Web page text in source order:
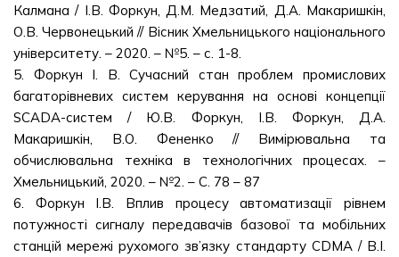
Калмана / І.В. Форкун, Д.М. Медзатий, Д.А. Макаришкін,
О.В. Червонецький // Вісник Хмельницького національного
університету. – 2020. – №5. – с. 1-8.
5. Форкун І. В. Сучасний стан проблем промислових
багаторівневих систем керування на основі концепції
SCADA-систем / Ю.В. Форкун, І.В. Форкун, Д.А.
Макаришкін, В.О. Фененко // Вимірювальна та
обчислювальна техніка в технологічних процесах. –
Хмельницький, 2020. – №2. – С. 78 – 87
6. Форкун І.В. Вплив процесу автоматизації рівнем
потужності сигналу передавачів базової та мобільних
станцій мережі рухомого зв’язку стандарту CDMA / В.І.